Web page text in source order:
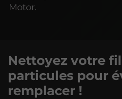
Motor.
Nettoyez votre
particules pour
remplacer !